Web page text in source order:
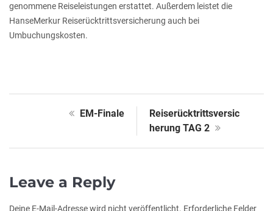
genommene Reiseleistungen erstattet. Außerdem leistet die
HanseMerkur Reiserücktrittsversicherung auch bei
Umbuchungskosten.
EM-Finale
Reiserücktrittsversic
herung TAG 2
Leave a Reply
Deine E-Mail-Adresse wird nicht veröffentlicht. Erforderliche Felder